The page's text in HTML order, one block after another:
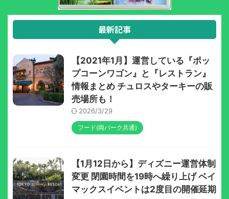
最新記事
【2021年1月】運営している『ポッ
プコーンワゴン』と『レストラン』
情報まとめ チュロスやターキーの販
売場所も！
2026/3/29
フード(両パーク共通)
【1月12日から】ディズニー運営体制
変更 閉園時間を19時へ繰り上げ ベイ
マックスイベントは2度目の開催延期